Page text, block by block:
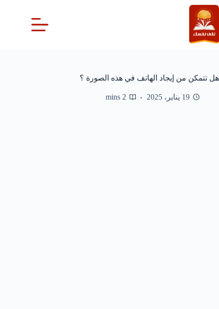
التجاوز
إلى
المحتوى
هل تتمكن من إيجاد الهاتف في هذه الصورة ؟
19 يناير، 2025 2 mins